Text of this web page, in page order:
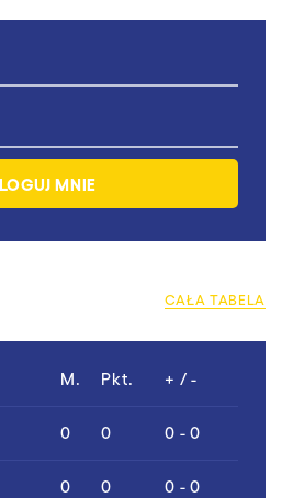
CAŁA TABELA
M. Pkt. + / -
0 0 0 - 0
0 0 0 - 0